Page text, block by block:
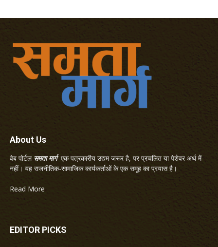
About Us
वेब पोर्टल समता मार्गएक पत्रकारीय उद्यम जरूर है, पर प्रचलित या पेशेवर अर्थ में
नहीं। यह राजनीतिक-सामाजिक कार्यकर्ताओं के एक समूह का प्रयास है।
Read More
EDITOR PICKS